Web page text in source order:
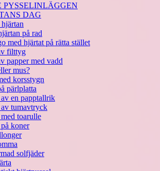
PYSSELINLÄGGEN
DAG
på rad
med hjärtat på rätta stället
filttyg
papper med vadd
mus?
korsstygn
pärlplatta
en papptallrik
tumavtryck
toarulle
koner
solfjäder